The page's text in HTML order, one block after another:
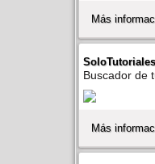
Más
Buscador de
Más